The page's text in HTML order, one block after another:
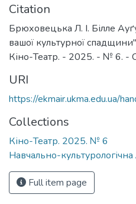
Citation
Брюховецька Л. І. Білле
вашої культурної
Кіно-Театр. - 2025. - № 6. -
URI
https://ekmair.ukma.edu.ua/
Collections
Кіно-Театр. 2025. № 6
Навчально-культурологічна
Full item page